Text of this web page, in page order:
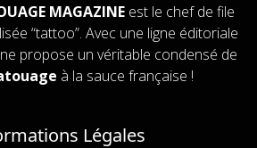
MAGAZINE est le chef de file
“tattoo”. Avec une ligne éditoriale
propose un véritable condensé de
à la sauce française !
Légales